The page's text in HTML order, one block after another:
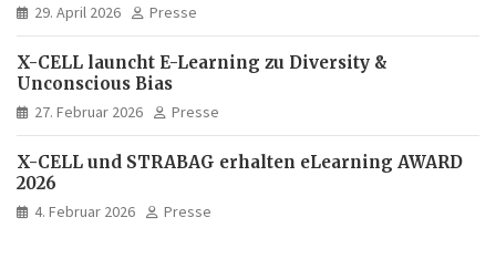
29. April 2026 Presse
X-CELL launcht E-Learning zu Diversity &
Unconscious Bias
27. Februar 2026 Presse
X-CELL und STRABAG erhalten eLearning AWARD
2026
4. Februar 2026 Presse